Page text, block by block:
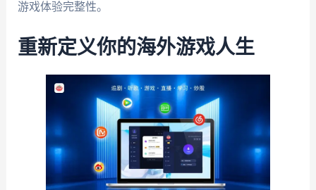
游戏体验完整性。
重新定义你的海外游戏人生